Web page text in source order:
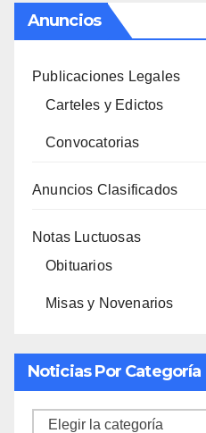
Anuncios
Publicaciones Legales
Carteles y Edictos
Convocatorias
Anuncios Clasificados
Notas Luctuosas
Obituarios
Misas y Novenarios
Noticias Por Categoría
Noticias